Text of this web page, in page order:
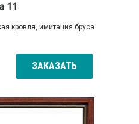
11
кровля, имитация бруса
ЗАКАЗАТЬ